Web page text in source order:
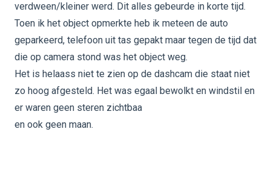
verdween/kleiner werd. Dit alles gebeurde in korte tijd.
Toen ik het object opmerkte heb ik meteen de auto
geparkeerd, telefoon uit tas gepakt maar tegen de tijd dat
die op camera stond was het object weg.
Het is helaass niet te zien op de dashcam die staat niet
zo hoog afgesteld. Het was egaal bewolkt en windstil en
er waren geen steren zichtbaa
en ook geen maan.